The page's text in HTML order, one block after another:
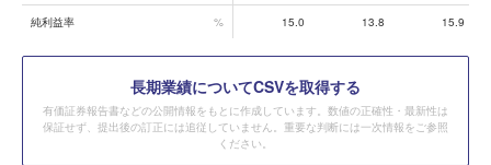
純利益率 % 15.0 13.8 15.9
長期業績についてCSVを取得する
有価証券報告書などの公開情報をもとに作成しています。数値の正確性・最新性は
保証せず、提出後の訂正には追従していません。重要な判断には一次情報をご参照
ください。